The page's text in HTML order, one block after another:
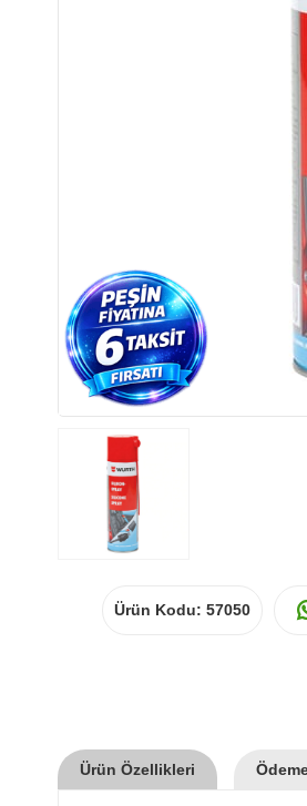
Ürün Kodu: 57050
Ürün Özellikleri